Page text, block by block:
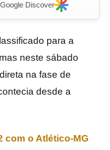
Discover
para a
neste sábado
na fase de
desde a
com o Atlético-MG